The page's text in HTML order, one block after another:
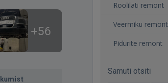
+56
Roolilati remont
Veermiku remont
Pidurite remont
Samuti otsiti